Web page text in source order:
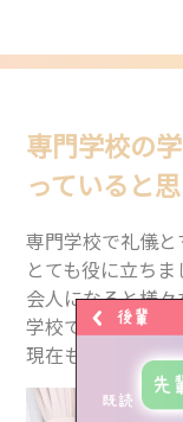
専門学校の
っていると
専門学校で礼儀
とても役に立ち
会人になると様
学校で学んだこ
現在も生かせてい